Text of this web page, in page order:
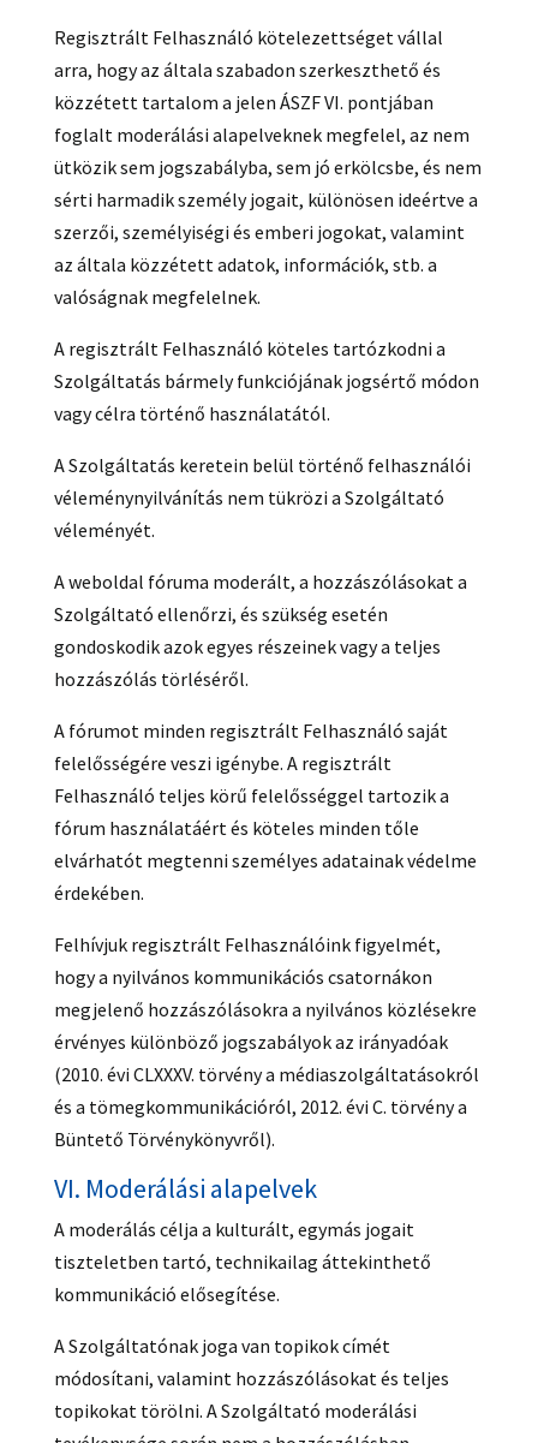
Regisztrált Felhasználó kötelezettséget vállal
arra, hogy az általa szabadon szerkeszthető és
közzétett tartalom a jelen ÁSZF VI. pontjában
foglalt moderálási alapelveknek megfelel, az nem
ütközik sem jogszabályba, sem jó erkölcsbe, és nem
sérti harmadik személy jogait, különösen ideértve a
szerzői, személyiségi és emberi jogokat, valamint
az általa közzétett adatok, információk, stb. a
valóságnak megfelelnek.
A regisztrált Felhasználó köteles tartózkodni a
Szolgáltatás bármely funkciójának jogsértő módon
vagy célra történő használatától.
A Szolgáltatás keretein belül történő felhasználói
véleménynyilvánítás nem tükrözi a Szolgáltató
véleményét.
A weboldal fóruma moderált, a hozzászólásokat a
Szolgáltató ellenőrzi, és szükség esetén
gondoskodik azok egyes részeinek vagy a teljes
hozzászólás törléséről.
A fórumot minden regisztrált Felhasználó saját
felelősségére veszi igénybe. A regisztrált
Felhasználó teljes körű felelősséggel tartozik a
fórum használatáért és köteles minden tőle
elvárhatót megtenni személyes adatainak védelme
érdekében.
Felhívjuk regisztrált Felhasználóink figyelmét,
hogy a nyilvános kommunikációs csatornákon
megjelenő hozzászólásokra a nyilvános közlésekre
érvényes különböző jogszabályok az irányadóak
(2010. évi CLXXXV. törvény a médiaszolgáltatásokról
és a tömegkommunikációról, 2012. évi C. törvény a
Büntető Törvénykönyvről).
VI. Moderálási alapelvek
A moderálás célja a kulturált, egymás jogait
tiszteletben tartó, technikailag áttekinthető
kommunikáció elősegítése.
A Szolgáltatónak joga van topikok címét
módosítani, valamint hozzászólásokat és teljes
topikokat törölni. A Szolgáltató moderálási